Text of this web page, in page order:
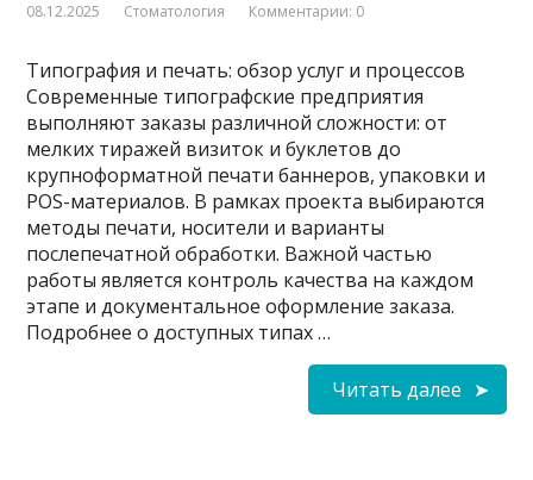
08.12.2025 Стоматология Комментарии: 0
Типография и печать: обзор услуг и процессов
Современные типографские предприятия
выполняют заказы различной сложности: от
мелких тиражей визиток и буклетов до
крупноформатной печати баннеров, упаковки и
POS-материалов. В рамках проекта выбираются
методы печати, носители и варианты
послепечатной обработки. Важной частью
работы является контроль качества на каждом
этапе и документальное оформление заказа.
Подробнее о доступных типах …
Читать далее